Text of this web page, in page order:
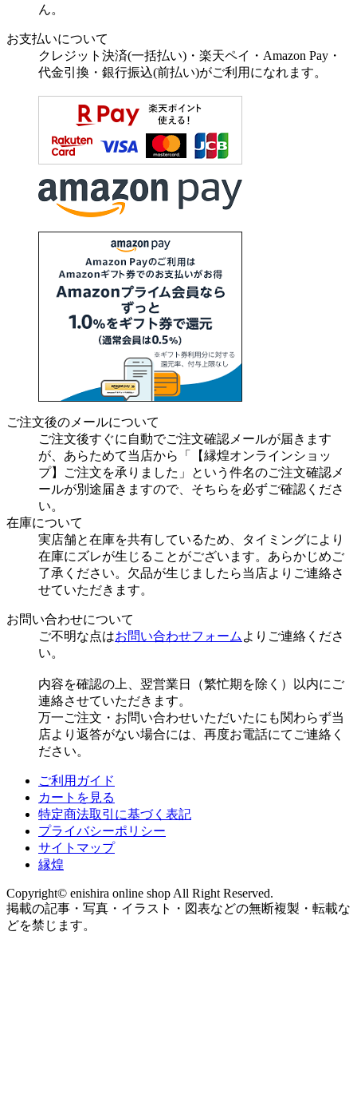
ん。
お支払いについて
クレジット決済(一括払い)・楽天ペイ・Amazon Pay・
代金引換・銀行振込(前払い)がご利用になれます。
ご注文後のメールについて
ご注文後すぐに自動でご注文確認メールが届きます
が、あらためて当店から「【縁煌オンラインショッ
プ】ご注文を承りました」という件名のご注文確認メ
ールが別途届きますので、そちらを必ずご確認くださ
い。
在庫について
実店舗と在庫を共有しているため、タイミングにより
在庫にズレが生じることがございます。あらかじめご
了承ください。欠品が生じましたら当店よりご連絡さ
せていただきます。
お問い合わせについて
ご不明な点はお問い合わせフォーム よりご連絡くださ
い。
内容を確認の上、翌営業日（繁忙期を除く）以内にご
連絡させていただきます。
万一ご注文・お問い合わせいただいたにも関わらず当
店より返答がない場合には、再度お電話にてご連絡く
ださい。
ご利用ガイド
カートを見る
特定商法取引に基づく表記
プライバシーポリシー
サイトマップ
縁煌
Copyright© enishira online shop All Right Reserved.
掲載の記事・写真・イラスト・図表などの無断複製・転載な
どを禁じます。